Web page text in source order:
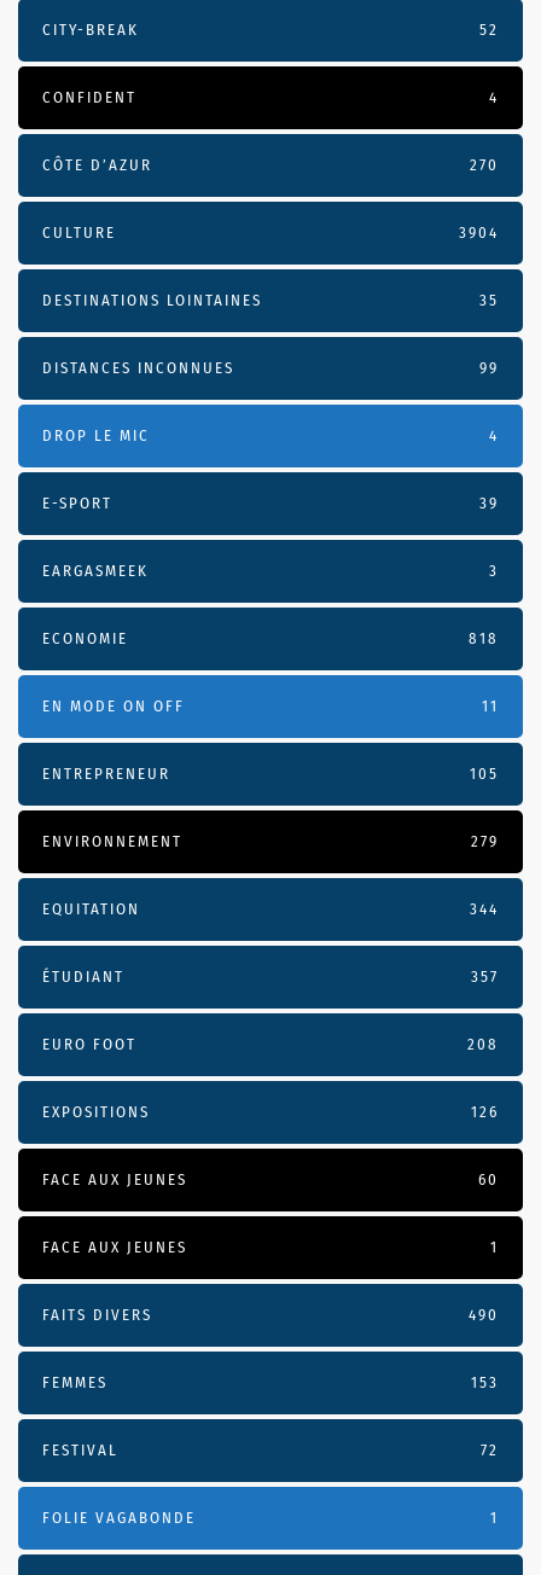
CITY-BREAK 52
CONFIDENT 4
CÔTE D’AZUR 270
CULTURE 3904
DESTINATIONS LOINTAINES 35
DISTANCES INCONNUES 99
DROP LE MIC 4
E-SPORT 39
EARGASMEEK 3
ECONOMIE 818
EN MODE ON OFF 11
ENTREPRENEUR 105
ENVIRONNEMENT 279
EQUITATION 344
ÉTUDIANT 357
EURO FOOT 208
EXPOSITIONS 126
FACE AUX JEUNES 60
FACE AUX JEUNES 1
FAITS DIVERS 490
FEMMES 153
FESTIVAL 72
FOLIE VAGABONDE 1